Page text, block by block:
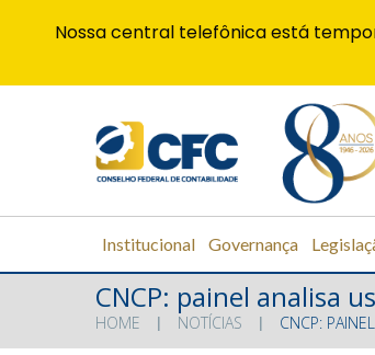
Institucional Governança
CNCP: painel analisa
HOME NOTÍCIAS CNCP:
Nossa central telefônica está